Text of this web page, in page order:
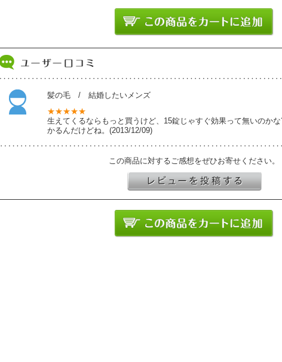
髪の毛 / 結婚したいメンズ
★★★★★
生えてくるならもっと買うけど、15錠じゃすぐ効果って無いのか
かるんだけどね。(2013/12/09)
この商品に対するご感想をぜひお寄せください。